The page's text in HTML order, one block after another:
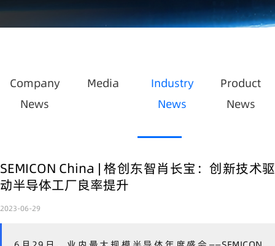
Company
News
Media
Industry
News
Product
News
SEMICON China | 格创东智肖长宝：创新技术驱
动半导体工厂良率提升
2023-06-29